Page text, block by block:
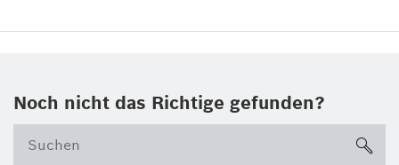
Noch nicht das Richtige gefunden?